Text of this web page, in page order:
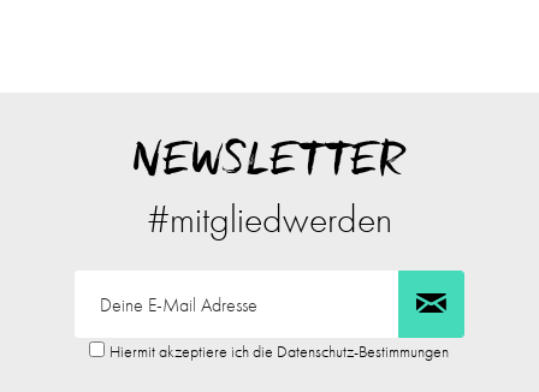
NEWSLETTER
#mitgliedwerden
Hiermit akzeptiere ich die Datenschutz-Bestimmungen